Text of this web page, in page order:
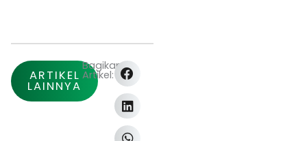
ARTIKEL
LAINNYA
Bagikan
Artikel: